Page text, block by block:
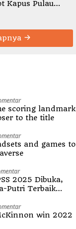
Kapus Pulau
scoring landmark
to the title
and games to
2025 Dibuka,
Putri Terbaik
win 2022